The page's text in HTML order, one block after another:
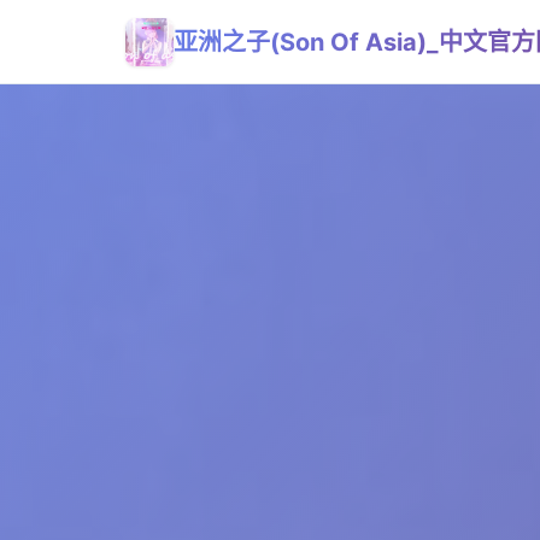
亚洲之子(Son Of Asia)_中文官方